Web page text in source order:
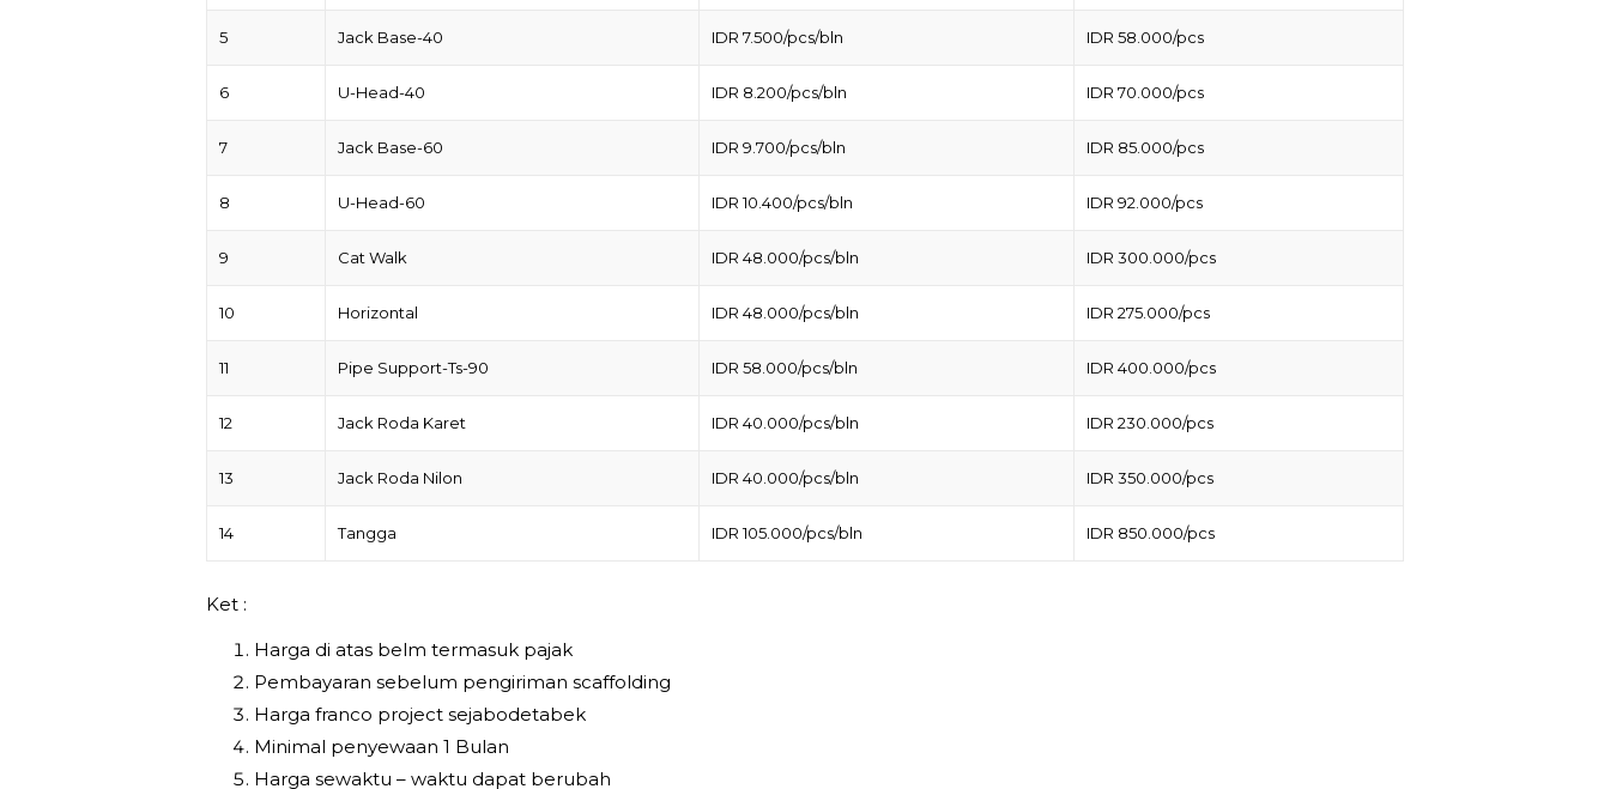
5 Jack Base-40 IDR 7.500/pcs/bln IDR 58.000/pcs
6 U-Head-40 IDR 8.200/pcs/bln IDR 70.000/pcs
7 Jack Base-60 IDR 9.700/pcs/bln IDR 85.000/pcs
8 U-Head-60 IDR 10.400/pcs/bln IDR 92.000/pcs
9 Cat Walk IDR 48.000/pcs/bln IDR 300.000/pcs
10 Horizontal IDR 48.000/pcs/bln IDR 275.000/pcs
11 Pipe Support-Ts-90 IDR 58.000/pcs/bln IDR 400.000/pcs
12 Jack Roda Karet IDR 40.000/pcs/bln IDR 230.000/pcs
13 Jack Roda Nilon IDR 40.000/pcs/bln IDR 350.000/pcs
14 Tangga IDR 105.000/pcs/bln IDR 850.000/pcs
Ket :
Harga di atas belm termasuk pajak
Pembayaran sebelum pengiriman scaffolding
Harga franco project sejabodetabek
Minimal penyewaan 1 Bulan
Harga sewaktu – waktu dapat berubah